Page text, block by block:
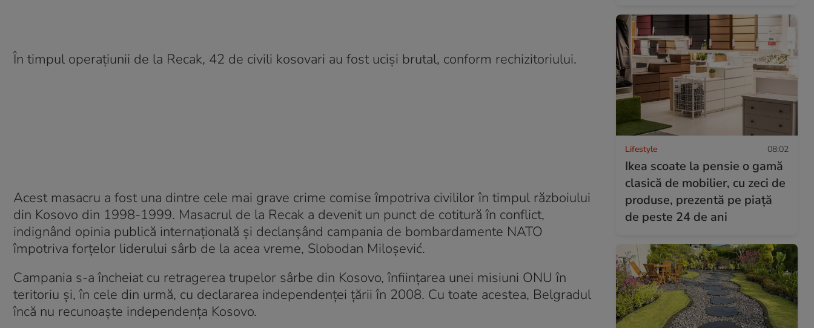
În timpul operațiunii de la Recak, 42 ​​de civili kosovari au fost uciși brutal, conform rechizitoriului.
Acest masacru a fost una dintre cele mai grave crime comise împotriva civililor în timpul războiului
din Kosovo din 1998-1999. Masacrul de la Recak a devenit un punct de cotitură în conflict,
indignând opinia publică internațională și declanșând campania de bombardamente NATO
împotriva forțelor liderului sârb de la acea vreme, Slobodan Miloșević.
Campania s-a încheiat cu retragerea trupelor sârbe din Kosovo, înființarea unei misiuni ONU în
teritoriu și, în cele din urmă, cu declararea independenței țării în 2008. Cu toate acestea, Belgradul
încă nu recunoaște independența Kosovo.
Lifestyle 08:02
Ikea scoate la pensie o gamă
clasică de mobilier, cu zeci de
produse, prezentă pe piață
de peste 24 de ani